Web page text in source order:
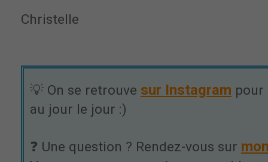
Christelle
💡 On se retrouve sur Instagram pour
au jour le jour :)
❓ Une question ? Rendez-vous sur